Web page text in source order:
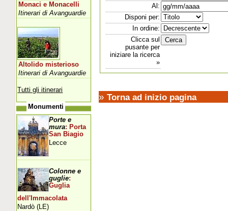
Al:
Disponi per:
In ordine:
Clicca sul
pusante per
iniziare la ricerca
»
» Torna ad inizio pagina
Monaci e Monacelli
Itinerari di Avanguardie
Altolido misterioso
Itinerari di Avanguardie
Tutti gli itinerari
Monumenti
Porte e
mura: Porta
San Biagio
Lecce
Colonne e
guglie:
Guglia
dell'Immacolata
Nardò (LE)